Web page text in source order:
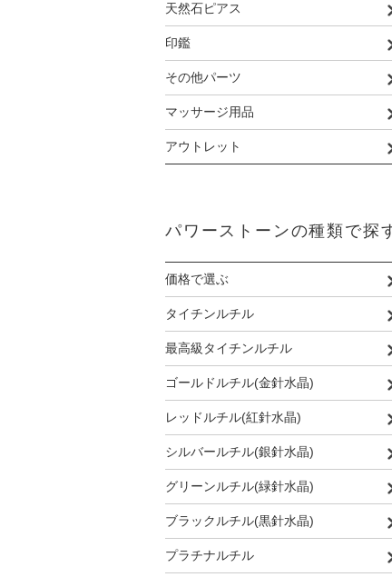
天然石ピアス
印鑑
その他パーツ
マッサージ用品
アウトレット
パワーストーンの種類で探
価格で選ぶ
タイチンルチル
最高級タイチンルチル
ゴールドルチル(金針水晶)
レッドルチル(紅針水晶)
シルバールチル(銀針水晶)
グリーンルチル(緑針水晶)
ブラックルチル(黒針水晶)
プラチナルチル